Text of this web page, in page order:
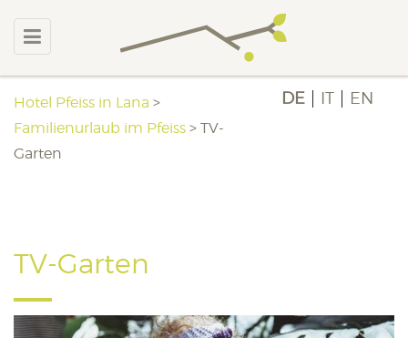
DE IT EN
Hotel Pfeiss in Lana >
Familienurlaub im Pfeiss > TV-
Garten
TV-Garten